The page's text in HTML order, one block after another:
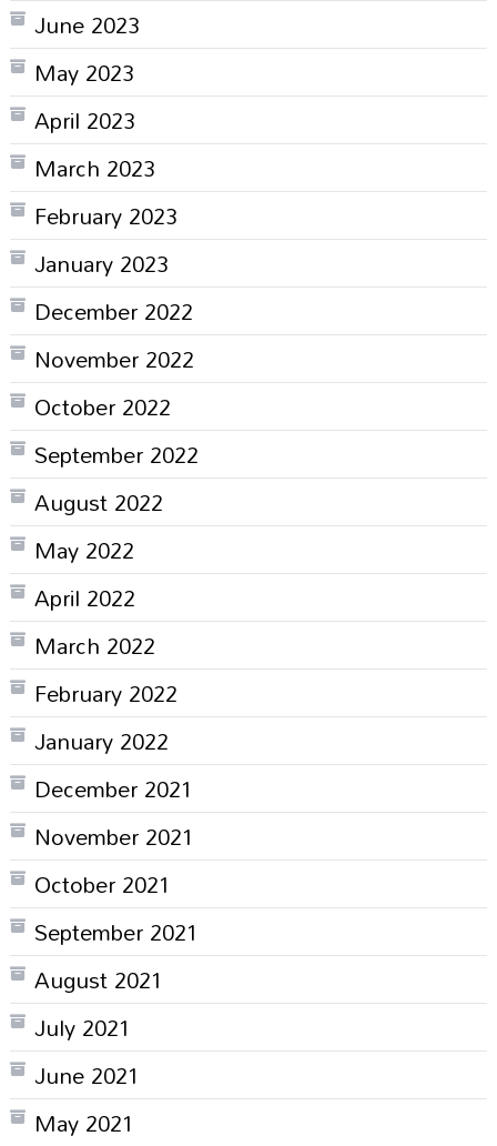
June 2023
May 2023
April 2023
March 2023
February 2023
January 2023
December 2022
November 2022
October 2022
September 2022
August 2022
May 2022
April 2022
March 2022
February 2022
January 2022
December 2021
November 2021
October 2021
September 2021
August 2021
July 2021
June 2021
May 2021